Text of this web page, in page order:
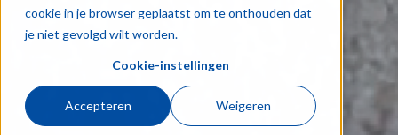
cookie in je browser geplaatst om te onthouden dat
je niet gevolgd wilt worden.
Cookie-instellingen
Accepteren Weigeren